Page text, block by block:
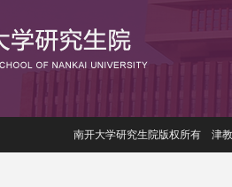
南开大学研究生院版权所有 津